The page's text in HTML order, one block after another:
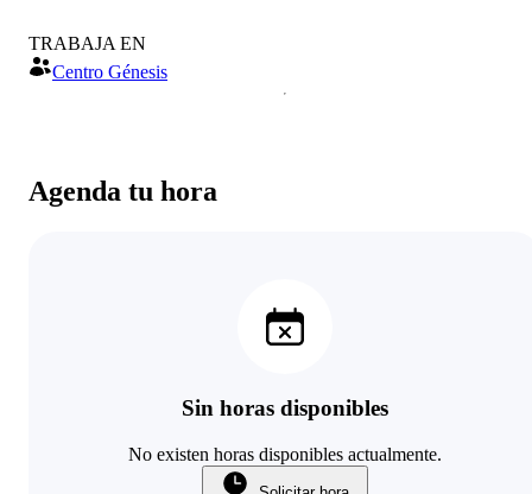
Agenda tu hora
Sin horas disponibles
No existen horas disponibles actualmente.
TRABAJA EN
Centro Génesis